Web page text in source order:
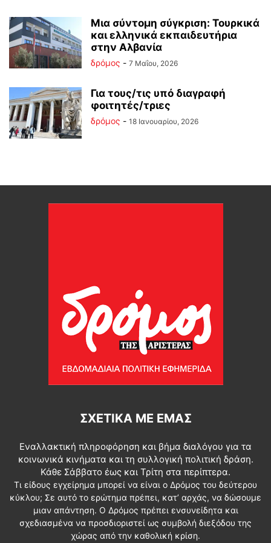
Mια σύντομη σύγκριση: Τουρκικά
και ελληνικά εκπαιδευτήρια
στην Αλβανία
δρόμος - 7 Μαΐου, 2026
Για τους/τις υπό διαγραφή
φοιτητές/τριες
δρόμος - 18 Ιανουαρίου, 2026
ΣΧΕΤΙΚΆ ΜΕ ΕΜΆΣ
Εναλλακτική πληροφόρηση και βήμα διαλόγου για τα
κοινωνικά κινήματα και τη συλλογική πολιτική δράση.
Κάθε Σάββατο έως και Τρίτη στα περίπτερα.
Τι είδους εγχείρημα μπορεί να είναι ο Δρόμος του δεύτερου
κύκλου; Σε αυτό το ερώτημα πρέπει, κατ’ αρχάς, να δώσουμε
μιαν απάντηση. Ο Δρόμος πρέπει ενσυνείδητα και
σχεδιασμένα να προσδιοριστεί ως συμβολή διεξόδου της
χώρας από την καθολική κρίση.